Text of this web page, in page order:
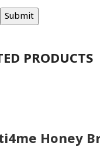
PRODUCTS
Honey